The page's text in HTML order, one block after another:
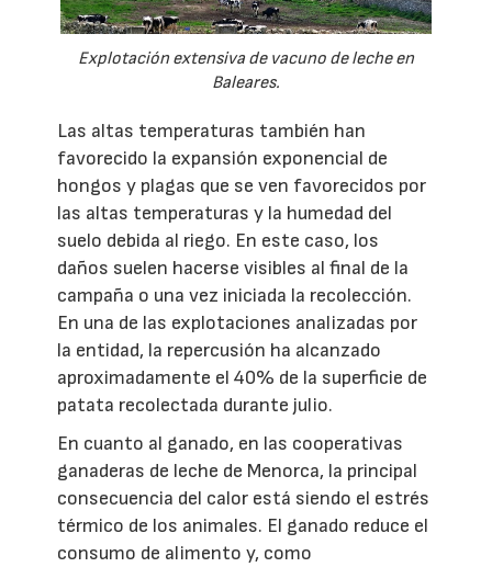
Explotación extensiva de vacuno de leche en
Baleares.
Las altas temperaturas también han
favorecido la expansión exponencial de
hongos y plagas que se ven favorecidos por
las altas temperaturas y la humedad del
suelo debida al riego. En este caso, los
daños suelen hacerse visibles al final de la
campaña o una vez iniciada la recolección.
En una de las explotaciones analizadas por
la entidad, la repercusión ha alcanzado
aproximadamente el 40% de la superficie de
patata recolectada durante julio.
En cuanto al ganado, en las cooperativas
ganaderas de leche de Menorca, la principal
consecuencia del calor está siendo el estrés
térmico de los animales. El ganado reduce el
consumo de alimento y, como